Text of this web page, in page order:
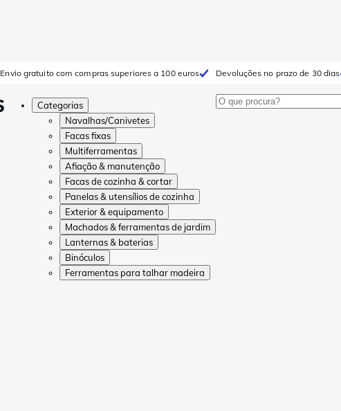
Envio gratuito com compras superiores a 100 euros Devoluções no prazo de 30 dias
Categorias
Navalhas/Canivetes
Facas fixas
Multiferramentas
Afiação & manutenção
Facas de cozinha & cortar
Panelas & utensílios de cozinha
Exterior & equipamento
Machados & ferramentas de jardim
Lanternas & baterias
Binóculos
Ferramentas para talhar madeira